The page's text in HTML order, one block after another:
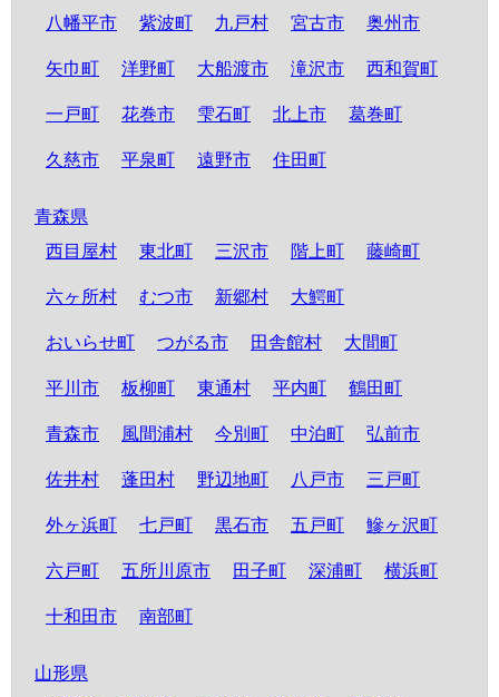
八幡平市 紫波町 九戸村 宮古市 奥州市
矢巾町 洋野町 大船渡市 滝沢市 西和賀町
一戸町 花巻市 雫石町 北上市 葛巻町
久慈市 平泉町 遠野市 住田町
青森県
西目屋村
東北町 三沢市 階上町 藤崎町
六ヶ所村 むつ市 新郷村 大鰐町
おいらせ町 つがる市 田舎館村 大間町
平川市 板柳町 東通村 平内町 鶴田町
青森市 風間浦村 今別町 中泊町 弘前市
佐井村 蓬田村 野辺地町 八戸市 三戸町
外ヶ浜町 七戸町 黒石市 五戸町 鰺ヶ沢町
六戸町 五所川原市 田子町 深浦町 横浜町
十和田市 南部町
山形県